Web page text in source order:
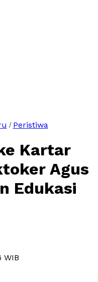
/ Peristiwa
Kartar
Agus
Edukasi
WIB